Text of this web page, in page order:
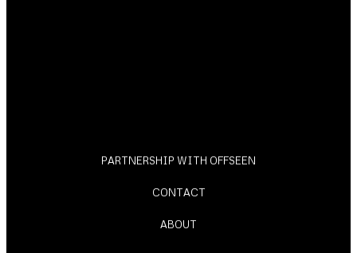
PARTNERSHIP WITH OFFSEEN
CONTACT
ABOUT